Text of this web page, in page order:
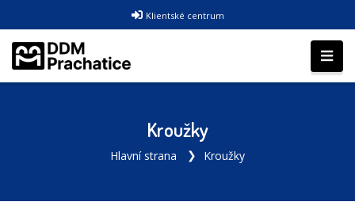
Klientské centrum
Kroužky
Hlavní strana Kroužky